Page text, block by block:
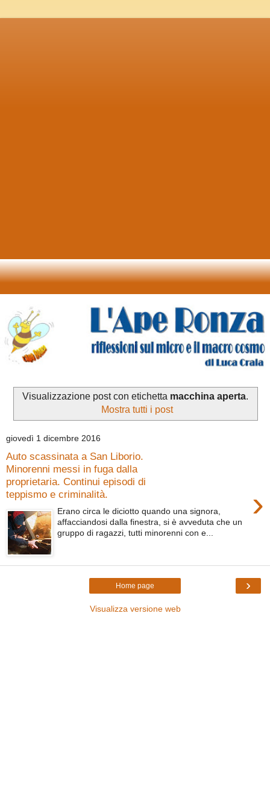
Visualizzazione post con etichetta macchina aperta.
Mostra tutti i post
giovedì 1 dicembre 2016
Auto scassinata a San Liborio.
Minorenni messi in fuga dalla
proprietaria. Continui episodi di
teppismo e criminalità.
›
Erano circa le diciotto quando una signora,
affacciandosi dalla finestra, si è avveduta che un
gruppo di ragazzi, tutti minorenni con e...
›
Home page
Visualizza versione web